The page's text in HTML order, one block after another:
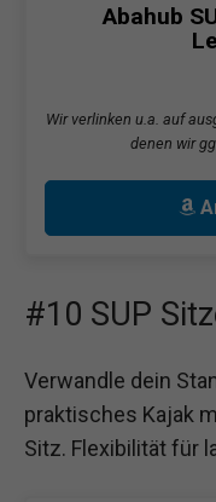
Abahub
Wir verlinken u.a. auf
denen wir
#10 SUP
Verwandle dein
praktisches Kajak
Sitz. Flexibilität für